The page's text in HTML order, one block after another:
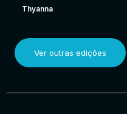
Thyanna
Ver outras edições